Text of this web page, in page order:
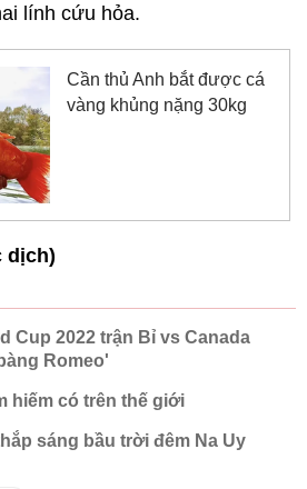
lính cứu hỏa.
Cần thủ Anh bắt được cá
vàng khủng nặng 30kg
dịch)
Cup 2022 trận Bỉ vs Canada
Romeo'
hiếm có trên thế giới
sáng bầu trời đêm Na Uy